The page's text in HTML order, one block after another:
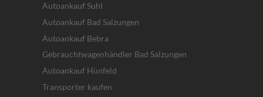
Autoankauf Suhl
Autoankauf Bad Salzungen
Autoankauf Bebra
Gebrauchtwagenhändler Bad Salzungen
Autoankauf Hünfeld
Transporter kaufen